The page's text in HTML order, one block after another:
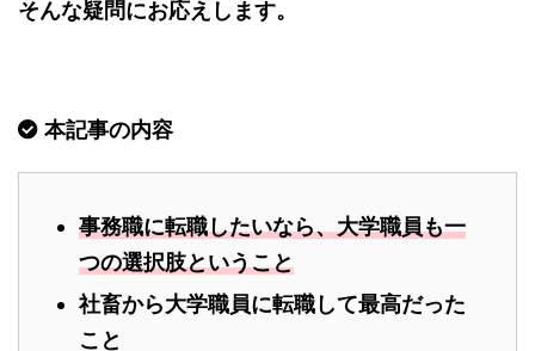
そんな疑問にお応えします。
本記事の内容
事務職に転職したいなら、大学職員も一
つの選択肢ということ
社畜から大学職員に転職して最高だった
こと